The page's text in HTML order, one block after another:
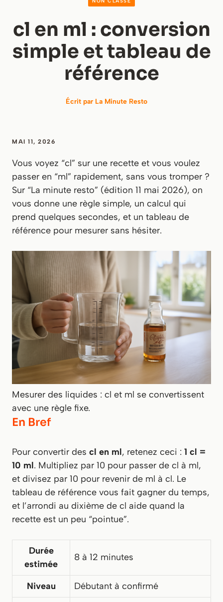
cl en ml : conversion
simple et tableau de
référence
Écrit par La Minute Resto
MAI 11, 2026
Vous voyez “cl” sur une recette et vous voulez
passer en “ml” rapidement, sans vous tromper ?
Sur “La minute resto” (édition 11 mai 2026), on
vous donne une règle simple, un calcul qui
prend quelques secondes, et un tableau de
référence pour mesurer sans hésiter.
Mesurer des liquides : cl et ml se convertissent
avec une règle fixe.
En Bref
Pour convertir des cl en ml, retenez ceci : 1 cl =
10 ml. Multipliez par 10 pour passer de cl à ml,
et divisez par 10 pour revenir de ml à cl. Le
tableau de référence vous fait gagner du temps,
et l’arrondi au dixième de cl aide quand la
recette est un peu “pointue”.
Durée
estimée
8 à 12 minutes
Niveau Débutant à confirmé